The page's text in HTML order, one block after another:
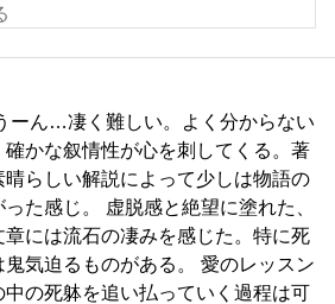
…凄く難しい。よく分からない
確かな叙情性が心を刺してくる。著
晴らしい解説によって少しは物語の
た感じ。 虚脱感と絶望に塗れた、
章には流石の凄みを感じた。特に死
気迫るものがある。 愛のレッスン
中の死躰を追い払っていく過程は可